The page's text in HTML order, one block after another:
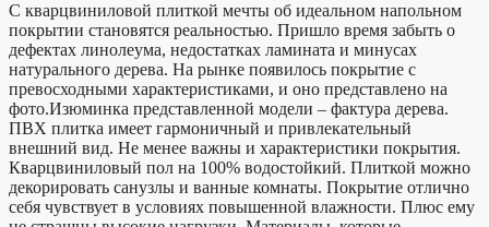
С кварцвиниловой плиткой мечты об идеальном напольном
покрытии становятся реальностью. Пришло время забыть о
дефектах линолеума, недостатках ламината и минусах
натурального дерева. На рынке появилось покрытие с
превосходными характеристиками, и оно представлено на
фото.Изюминка представленной модели – фактура дерева.
ПВХ плитка имеет гармоничный и привлекательный
внешний вид. Не менее важны и характеристики покрытия.
Кварцвиниловый пол на 100% водостойкий. Плиткой можно
декорировать санузлы и ванные комнаты. Покрытие отлично
себя чувствует в условиях повышенной влажности. Плюс ему